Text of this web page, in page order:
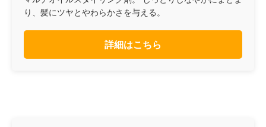
り、髪にツヤとやわらかさを与える。
詳細はこちら